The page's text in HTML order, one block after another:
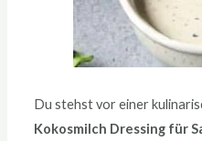
Du stehst vor einer
Kokosmilch Dressing für